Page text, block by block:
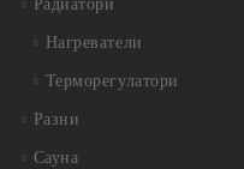
Радиатори
Нагреватели
Терморегулатори
Разни
Сауна